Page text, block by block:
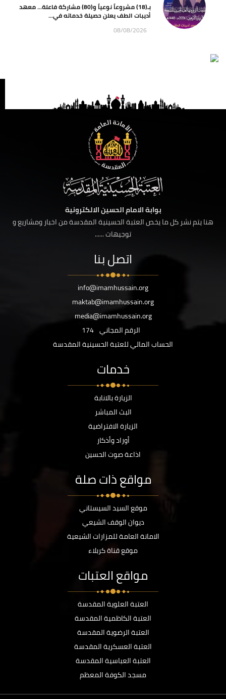
بـ(18) مشروعاً نوعياً و(80) مشاركة فاعلة… معهد
أديبات الطف يعلن حصيلة خدماته في...
08/08/2026
بوابة الامام الحسين الالكترونية
هنا يتم نشر كل ما يخص العتبة الحسينية المقدسة من اخبار ومشاريع و
توجيهات ......
اتصل بنا
info@imamhussain.org
maktab@imamhussain.org
media@imamhussain.org
الرقم المجاني 174
الحساب المالي للعتبة الحسينية المقدسة
خدمات
الزيارة بالانابة
البث المباشر
الزيارة الافتراضية
أوراد وأذكار
اذاعة صوت الحسين
مواقع ذات صلة
موقع السيد السيستاني
ديوان الوقف الشيعي
الامانة العامة للمزارات الشيعية
موقع قناة كربلاء
مواقع العتبات
العتبة العلوية المقدسة
العتبة الكاظمية المقدسة
العتبة الرضوية المقدسة
العتبة العسكرية المقدسة
العتبة العباسية المقدسة
مسجد الكوفة المعظم